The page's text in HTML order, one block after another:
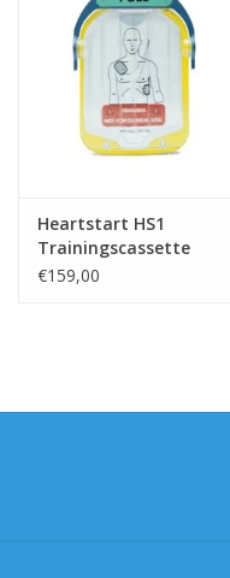
Heartstart HS1
Trainingscassette
€159,00